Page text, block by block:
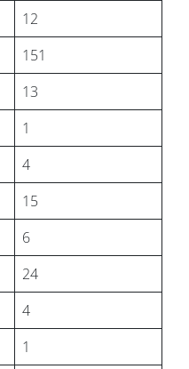
12
151
13
1
4
15
6
24
4
1